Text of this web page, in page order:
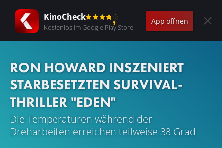
KinoCheck
Kostenlos im Google Play Store
App öffnen
RON HOWARD INSZENIERT
STARBESETZTEN SURVIVAL-
THRILLER "EDEN"
Die Temperaturen während der
Dreharbeiten erreichen teilweise 38 Grad